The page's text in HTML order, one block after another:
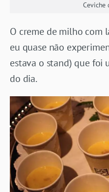
Ceviche
O creme de milho com
eu quase não
estava o stand) que foi
do dia.